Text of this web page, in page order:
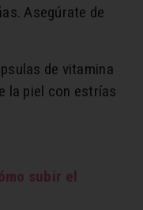
Asegúrate de
de vitamina
la piel con estrías
subir el